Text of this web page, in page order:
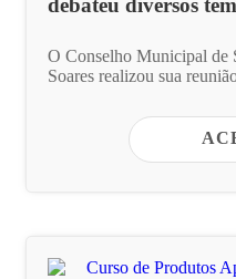
debateu diversos
O Conselho Municipal de
Soares realizou sua